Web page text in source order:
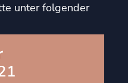
unter folgender